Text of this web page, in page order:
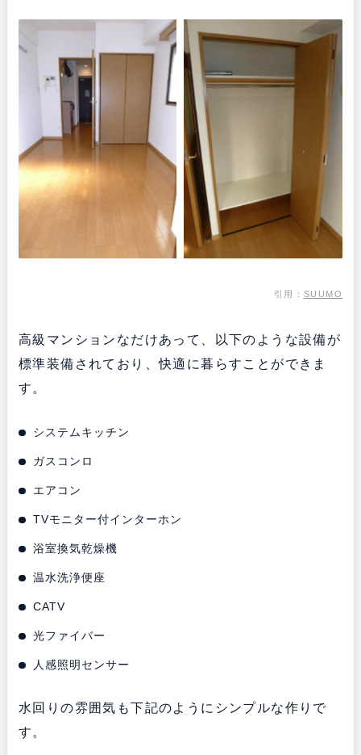
引用：SUUMO
高級マンションなだけあって、以下のような設備が
標準装備されており、快適に暮らすことができま
す。
システムキッチン
ガスコンロ
エアコン
TVモニター付インターホン
浴室換気乾燥機
温水洗浄便座
CATV
光ファイバー
人感照明センサー
水回りの雰囲気も下記のようにシンプルな作りで
す。